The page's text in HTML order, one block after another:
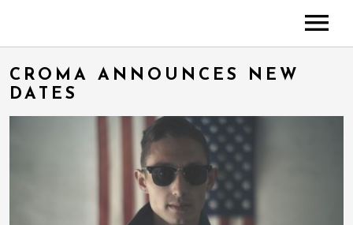
VIDÉOS
DATES
ESPACE PRO
CONTACT
CROMA ANNOUNCES NEW
DATES